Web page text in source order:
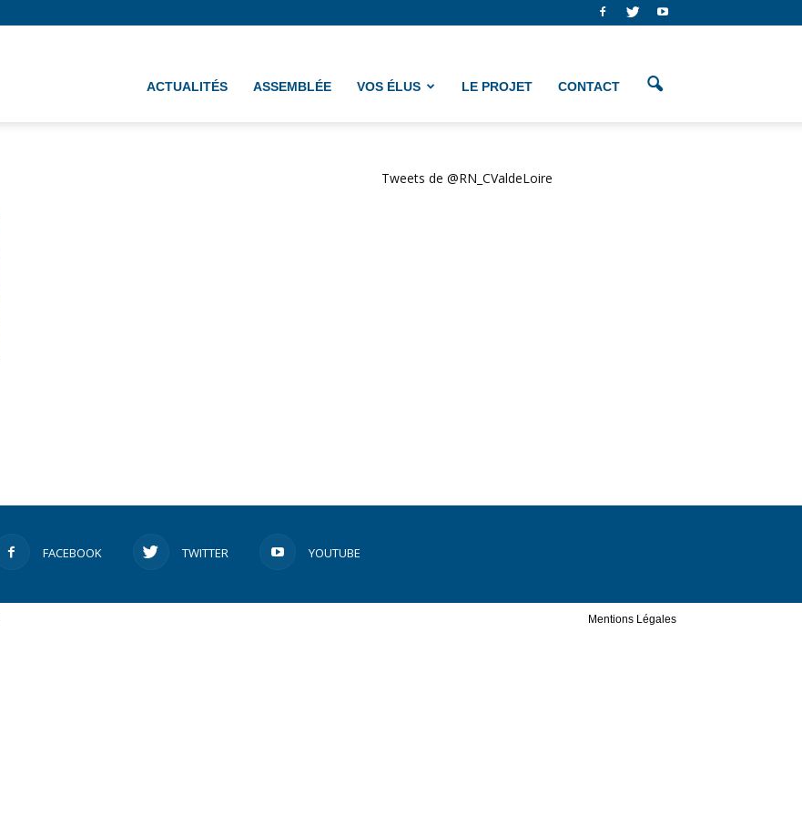
ACTUALITÉS ASSEMBLÉE VOS ÉLUS LE PROJET CONTACT
Tweets de @RN_CValdeLoire
FACEBOOK TWITTER YOUTUBE
Mentions Légales